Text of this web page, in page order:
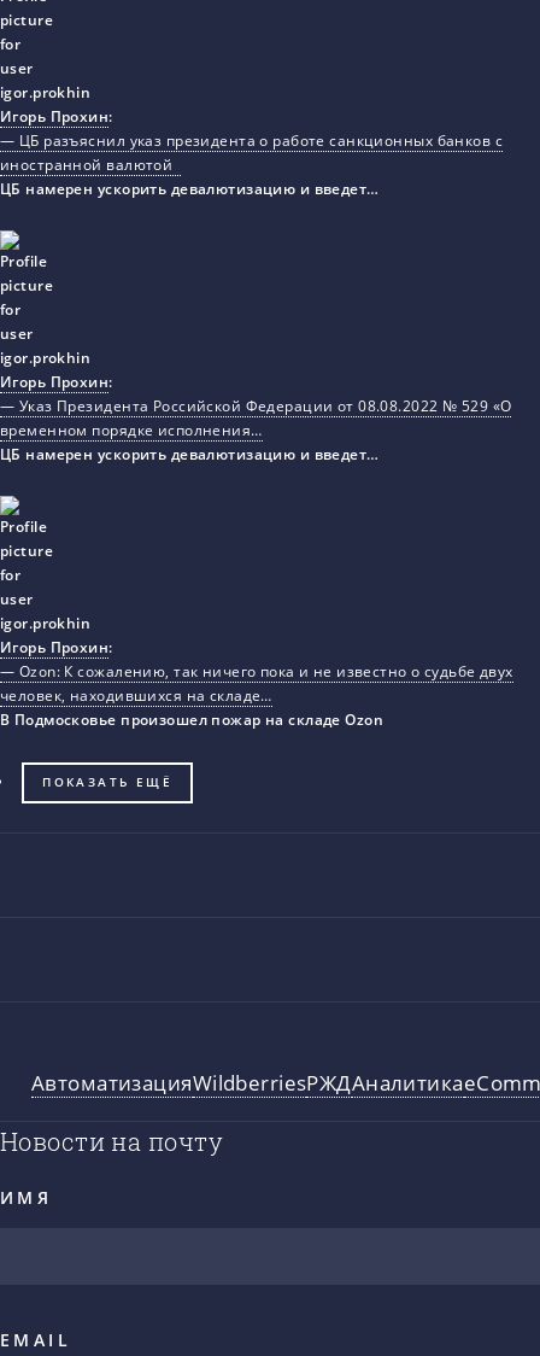
Игорь Прохин:
— ЦБ разъяснил указ президента о работе санкционных банков с
иностранной валютой
ЦБ намерен ускорить девалютизацию и введет…
Игорь Прохин:
— Указ Президента Российской Федерации от 08.08.2022 № 529 «О
временном порядке исполнения…
ЦБ намерен ускорить девалютизацию и введет…
Игорь Прохин:
— Ozon: К сожалению, так ничего пока и не известно о судьбе двух
человек, находившихся на складе…
В Подмосковье произошел пожар на складе Ozon
ПОКАЗАТЬ ЕЩЁ
АвтоматизацияWildberriesРЖДАналитика
Новости на почту
ИМЯ
EMAIL